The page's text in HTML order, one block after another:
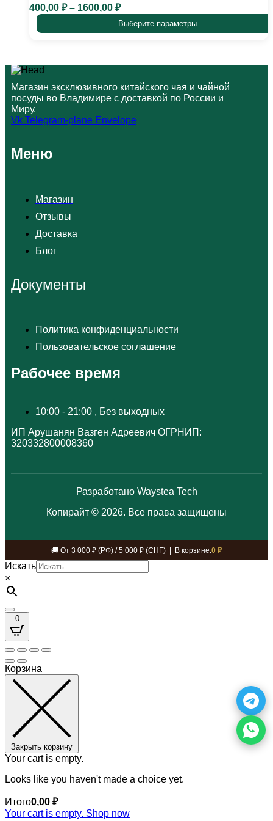
можно
выбрать
на
400,00 ₽ – 1600,00 ₽Диапазон
цен:
400,00 ₽
Выберите параметры
имеет
вариаций.
Опции
можно
выбрать
товара.
Магазин эксклюзивного китайского чая и чайной
посуды во Владимире с доставкой по России и
Миру.
Vk Telegram-plane Envelope
Меню
Магазин
Отзывы
Доставка
Блог
Документы
Политика конфиденциальности
Пользовательское соглашение
Рабочее время
10:00 - 21:00 , Без выходных
ИП Арушанян Вазген Адреевич ОГРНИП:
320332800008360
Разработано Waystea Tech
Копирайт © 2026. Все права защищены
🚚 От 3 000 ₽ (РФ) / 5 000 ₽ (СНГ) | В корзине:0 ₽
Искать
×
0
Корзина
Закрыть корзину
Your cart is empty.
Looks like you haven't made a choice yet.
Итого0,00 ₽
Your cart is empty. Shop now